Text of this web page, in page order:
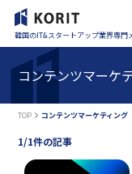
韓国のIT&スタートアップ業界専門
コンテンツマーケ
TOP コンテンツマーケティング
1/1件の記事